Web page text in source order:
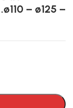
– ø125 –